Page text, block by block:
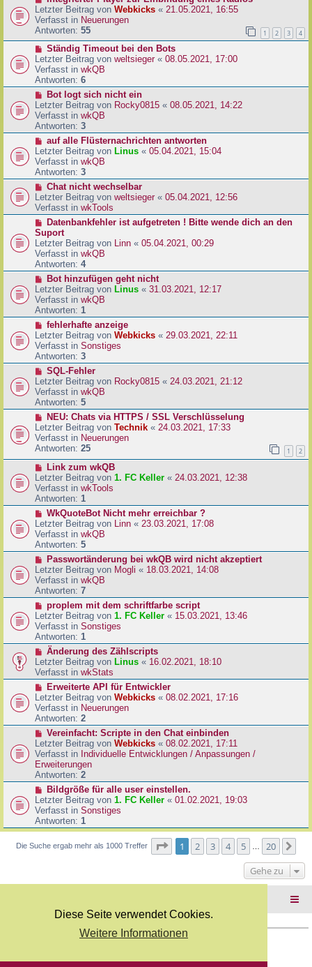
Diese Seite verwendet Cookies.
Weitere Informationen
g
e
i
t
r
a
g
e
u
e
r
B
e
i
t
a
g
Letzter Beitrag von Webkicks « 21.05.2021, 16:55
Verfasst in Neuerungen
Antworten: 55 1 2 3 4
N
e
u
e
r
B
e
i
t
a
g
Ständig Timeout bei den Bots
Letzter Beitrag von weltsieger« 08.05.2021, 17:00
Verfasst in wkQB
Antworten: 6
N
e
u
e
r
B
e
i
t
a
g
Bot logt sich nicht ein
Letzter Beitrag von Rocky0815 « 08.05.2021, 14:22
Verfasst in wkQB
Antworten: 3
N
e
u
e
r
B
e
i
r
a
g
auf alle Flüsternachrichten antworten
Letzter Beitrag von Linus « 05.04.2021, 15:04
Verfasst in wkQB
Antworten: 3
N
e
u
e
B
e
i
t
a
g
Chat nicht wechselbar
Letzter Beitrag von weltsieger « 05.04.2021, 12:56
Verfasst in wkTools
N
e
u
e
r
B
e
i
t
r
a
g
Datenbankfehler ist aufgetreten ! Bitte wende dich an den
Suport
Letzter Beitrag von Linn « 05.04.2021, 00:29
Verfasst in wkQB
Antworten: 4
N
e
u
e
r
B
e
i
t
a
g
Bot hinzufügen geht nicht
Letzter Beitrag von Linus « 31.03.2021, 12:17
Verfasst in wkQB
Antworten: 1
N
e
u
e
r
B
e
i
t
a
g
fehlerhafte anzeige
Letzter Beitrag von Webkicks « 29.03.2021, 22:11
Verfasst in Sonstiges
Antworten: 3
N
e
u
e
r
B
e
i
t
a
g
SQL-Fehler
Letzter Beitrag von Rocky0815 « 24.03.2021, 21:12
Verfasst in wkQB
Antworten: 5
N
e
u
e
r
B
e
i
t
a
g
NEU: Chats via HTTPS / SSL Verschlüsselung
Letzter Beitrag von Technik « 24.03.2021, 17:33
Verfasst in Neuerungen
Antworten: 25 1 2
N
e
u
e
r
B
e
i
t
a
g
Link zum wkQB
Letzter Beitrag von 1. FC Keller « 24.03.2021, 12:38
Verfasst in wkTools
Antworten: 1
N
e
u
e
r
B
e
i
t
a
g
WkQuoteBot Nicht mehr erreichbar ?
Letzter Beitrag von Linn « 23.03.2021, 17:08
Verfasst in wkQB
Antworten: 5
N
e
u
e
r
B
e
i
t
a
g
Passwortänderung bei wkQB wird nicht akzeptiert
Letzter Beitrag von Mogli « 18.03.2021, 14:08
Verfasst in wkQB
Antworten: 7
N
e
u
e
r
B
e
i
r
a
g
proplem mit dem schriftfarbe script
Letzter Beitrag von 1. FC Keller « 15.03.2021, 13:46
Verfasst in Sonstiges
Antworten: 1
N
e
u
e
r
B
e
i
r
a
g
Änderung des Zählscripts
Letzter Beitrag von Linus « 16.02.2021, 18:10
Verfasst in wkStats
N
e
u
e
r
B
e
i
t
r
a
g
Erweiterte API für Entwickler
Letzter Beitrag von Webkicks « 08.02.2021, 17:16
Verfasst in Neuerungen
Antworten: 2
N
e
u
e
r
B
e
i
t
r
g
Vereinfacht: Scripte in den Chat einbinden
Letzter Beitrag von Webkicks « 08.02.2021, 17:11
Verfasst in Individuelle Entwicklungen / Anpassungen /
Erweiterungen
Antworten: 2
N
e
u
e
r
B
e
r
Bildgröße für alle user einstellen.
Letzter Beitrag von 1. FC Keller « 01.02.2021, 19:03
Verfasst in Sonstiges
Antworten: 1
Die Suche ergab mehr als 1000 Treffer Seite von
1 2 3 4 5 20
Gehe zu
Deutsche Übersetzung durchphpBB.de